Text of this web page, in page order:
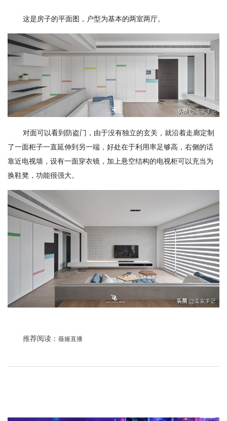
这是房子的平面图，户型为基本的两室两厅。
对面可以看到防盗门，由于没有独立的玄关，就沿着走廊定制
了一面柜子一直延伸到另一端，好处在于利用率足够高，右侧的话
靠近电视墙，设有一面穿衣镜，加上悬空结构的电视柜可以充当为
换鞋凳，功能很强大。
推荐阅读： 薇娅直播